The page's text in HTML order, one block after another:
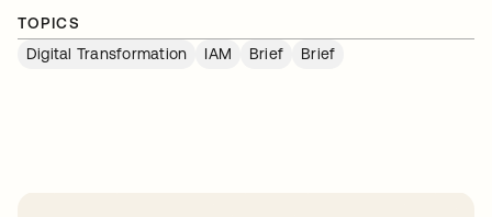
TOPICS
Digital Transformation
IAM Brief Brief